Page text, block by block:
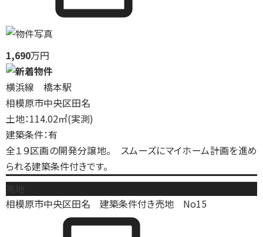
1,690万円
横浜線 橋本駅
相模原市中央区田名
土地：114.02㎡(実測)
建築条件：有
全１９区画の開発分譲地。 スムーズにマイホーム計画を進め
られる建築条件付きです。
相模原市中央区田名 建築条件付き売地 No15